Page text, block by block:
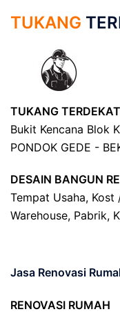
TUKANG
TUKANG TERDEKAT
Bukit Kencana Blok
PONDOK GEDE -
DESAIN BANGUN
Tempat Usaha,
Warehouse, Pabrik,
Jasa Renovasi
RENOVASI RUMAH